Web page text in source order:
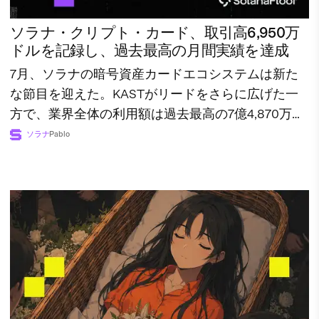
ソラナ・クリプト・カード、取引高6,950万
ドルを記録し、過去最高の月間実績を達成
7月、ソラナの暗号資産カードエコシステムは新た
な節目を迎えた。KASTがリードをさらに広げた一
方で、業界全体の利用額は過去最高の7億4,870万ド
ルに達した。
ソラナPablo